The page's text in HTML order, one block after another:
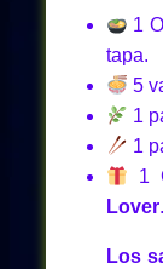
1
tapa.
5
1
1
1
Lover.
Los